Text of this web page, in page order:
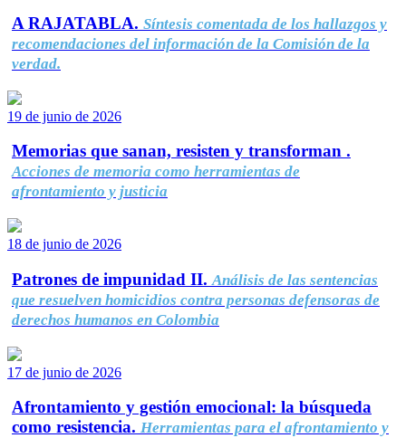
A RAJATABLA. Síntesis comentada de los hallazgos y
recomendaciones del información de la Comisión de la
verdad.
19 de junio de 2026
Memorias que sanan, resisten y transforman .
Acciones de memoria como herramientas de
afrontamiento y justicia
18 de junio de 2026
Patrones de impunidad II. Análisis de las sentencias
que resuelven homicidios contra personas defensoras de
derechos humanos en Colombia
17 de junio de 2026
Afrontamiento y gestión emocional: la búsqueda
como resistencia. Herramientas para el afrontamiento y